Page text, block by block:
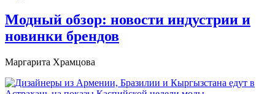
Модный обзор: новости индустрии и
новинки брендов
Маргарита Храмцова